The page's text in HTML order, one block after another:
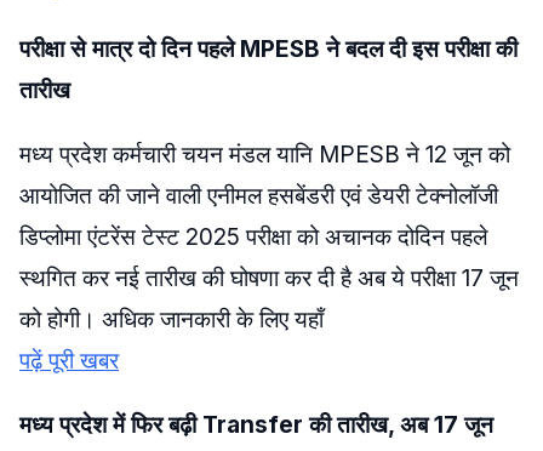
परीक्षा से मात्र दो दिन पहले MPESB ने बदल दी इस परीक्षा की
तारीख
मध्य प्रदेश कर्मचारी चयन मंडल यानि MPESB ने 12 जून को
आयोजित की जाने वाली एनीमल हसबेंडरी एवं डेयरी टेक्नोलॉजी
डिप्लोमा एंटरेंस टेस्ट 2025 परीक्षा को अचानक दोदिन पहले
स्थगित कर नई तारीख की घोषणा कर दी है अब ये परीक्षा 17 जून
को होगी। अधिक जानकारी के लिए यहाँ
पढ़ें पूरी खबर
मध्य प्रदेश में फिर बढ़ी Transfer की तारीख, अब 17 जून